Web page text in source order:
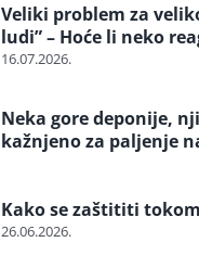
Veliki problem za
ludi” – Hoće li neko
16.07.2026.
Neka gore deponije,
kažnjeno za paljenje
Kako se zaštititi
26.06.2026.